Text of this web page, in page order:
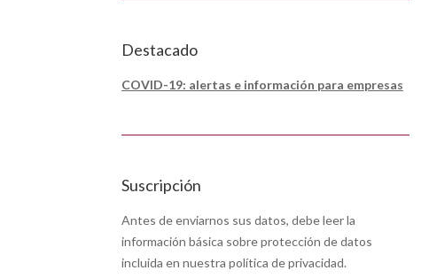
Destacado
COVID-19: alertas e información para empresas
Suscripción
Antes de enviarnos sus datos, debe leer la
información básica sobre protección de datos
incluida en nuestra política de privacidad.